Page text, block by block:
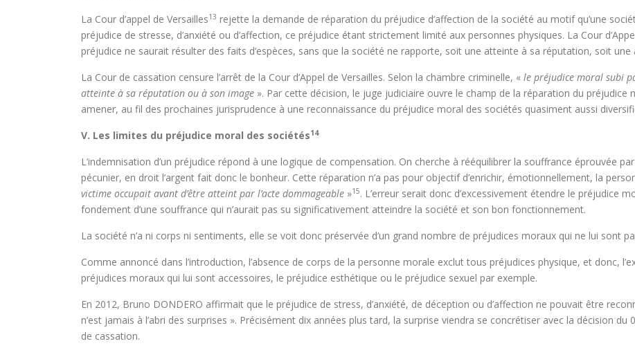
La Cour d’appel de Versailles13 rejette la demande de réparation du préjudice d’affection de la société au motif qu’une
préjudice de stresse, d’anxiété ou d’affection, ce préjudice étant strictement limité aux personnes physiques. La Cour
préjudice ne saurait résulter des faits d’espèces, sans que la société ne rapporte, soit une atteinte à sa réputation, soit
La Cour de cassation censure l’arrêt de la Cour d’Appel de Versailles. Selon la chambre criminelle, « le préjudice moral subi
atteinte à sa réputation ou à son image ». Par cette décision, le juge judiciaire ouvre le champ de la réparation du
amener, au fil des prochaines jurisprudence à une reconnaissance du préjudice moral des sociétés quasiment aussi
V. Les limites du préjudice moral des sociétés14
L’indemnisation d’un préjudice répond à une logique de compensation. On cherche à rééquilibrer la souffrance éprouvée
pécunier, en droit l’argent fait donc le bonheur. Cette réparation n’a pas pour objectif d’enrichir, émotionnellement, la
victime occupait avant d’être atteint par l’acte dommageable »15. L’erreur serait donc d’excessivement étendre le préjudice
fondement d’une souffrance qui n’aurait pas su significativement atteindre la société et son bon fonctionnement.
La société n’a ni corps ni sentiments, elle se voit donc préservée d’un grand nombre de préjudices moraux qui ne lui sont
Comme annoncé dans l’introduction, l’absence de corps de la personne morale exclut tous préjudices physique, et donc,
préjudices moraux qui lui sont accessoires, le préjudice esthétique ou le préjudice sexuel par exemple.
En 2012, Bruno DONDERO affirmait que le préjudice de stress, d’anxiété, de déception ou d’affection ne pouvait être
n’est jamais à l’abri des surprises ». Précisément dix années plus tard, la surprise viendra se concrétiser avec la décision
de cassation.